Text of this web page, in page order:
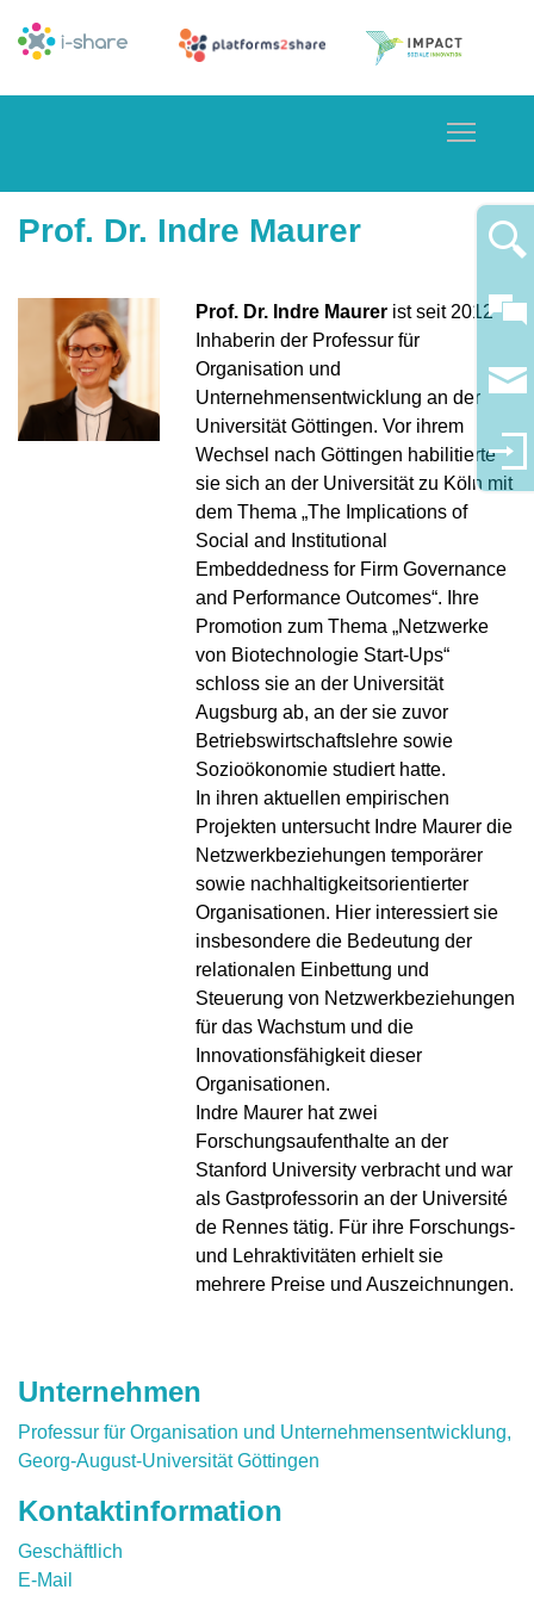
Prof. Dr. Indre Maurer
Prof. Dr. Indre Maurer ist seit 2012
Inhaberin der Professur für
Organisation und
Unternehmensentwicklung an der
Universität Göttingen. Vor ihrem
Wechsel nach Göttingen habilitierte
sie sich an der Universität zu Köln mit
dem Thema „The Implications of
Social and Institutional
Embeddedness for Firm Governance
and Performance Outcomes“. Ihre
Promotion zum Thema „Netzwerke
von Biotechnologie Start-Ups“
schloss sie an der Universität
Augsburg ab, an der sie zuvor
Betriebswirtschaftslehre sowie
Sozioökonomie studiert hatte.
In ihren aktuellen empirischen
Projekten untersucht Indre Maurer die
Netzwerkbeziehungen temporärer
sowie nachhaltigkeitsorientierter
Organisationen. Hier interessiert sie
insbesondere die Bedeutung der
relationalen Einbettung und
Steuerung von Netzwerkbeziehungen
für das Wachstum und die
Innovationsfähigkeit dieser
Organisationen.
Indre Maurer hat zwei
Forschungsaufenthalte an der
Stanford University verbracht und war
als Gastprofessorin an der Université
de Rennes tätig. Für ihre Forschungs-
und Lehraktivitäten erhielt sie
mehrere Preise und Auszeichnungen.
Unternehmen
Professur für Organisation und Unternehmensentwicklung,
Georg-August-Universität Göttingen
Kontaktinformation
Geschäftlich
E-Mail